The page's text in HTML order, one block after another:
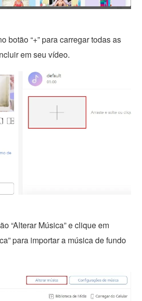
botão “+” para carregar todas as
em seu vídeo.
“Alterar Música” e clique em
para importar a música de fundo